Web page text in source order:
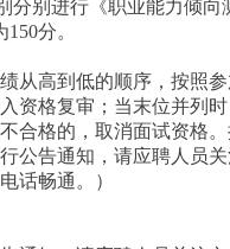
分别进行《职业能力倾
分。
从高到低的顺序，按照
资格复审；当末位并列
合格的，取消面试资格
公告通知，请应聘人员
话畅通。）